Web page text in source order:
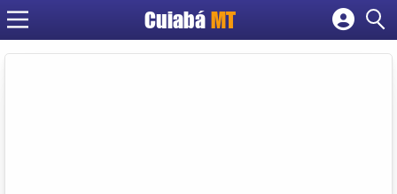
Cuiabá MT
Cadastrar empresa